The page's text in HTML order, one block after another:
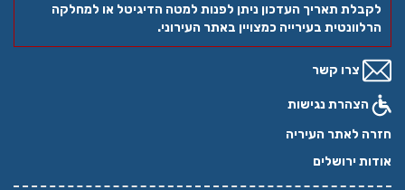
לקבלת תאריך העדכון ניתן לפנות למטה הדיגיטל או למחלקה
הרלוונטית בעירייה כמצויין באתר העירוני.
צרו קשר
הצהרת נגישות
חזרה לאתר העיריה
אודות ירושלים